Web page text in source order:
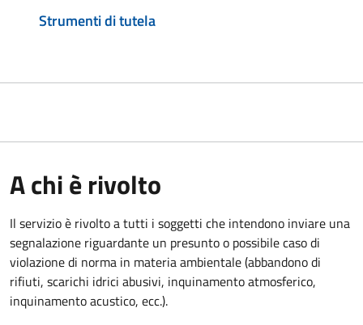
Strumenti di tutela
A chi è rivolto
Il servizio è rivolto a tutti i soggetti che intendono inviare una
segnalazione riguardante un presunto o possibile caso di
violazione di norma in materia ambientale (abbandono di
rifiuti, scarichi idrici abusivi, inquinamento atmosferico,
inquinamento acustico, ecc.).